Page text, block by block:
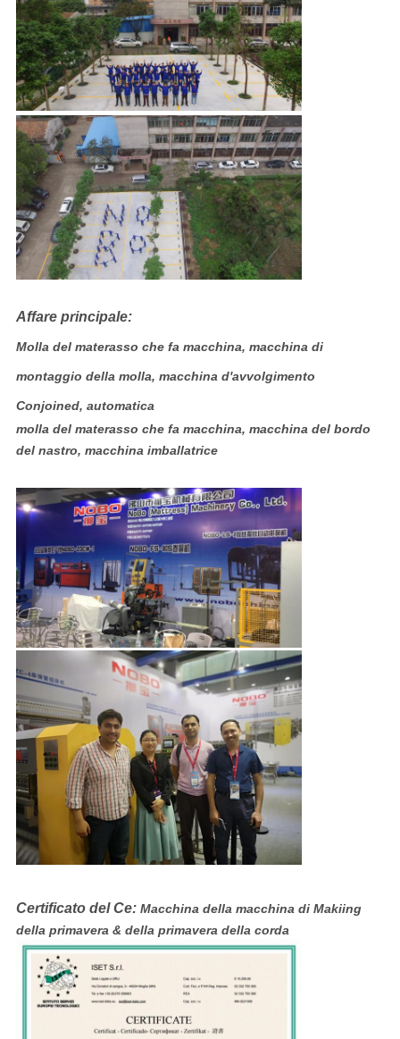
Affare principale:
Molla del materasso che fa macchina, macchina di
montaggio della molla, macchina d'avvolgimento
Conjoined, automatica
molla del materasso che fa macchina, macchina del bordo
del nastro, macchina imballatrice
Certificato del Ce: Macchina della macchina di Makiing
della primavera & della primavera della corda